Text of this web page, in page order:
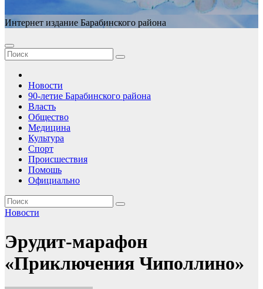
Интернет издание Барабинского района
Новости
90-летие Барабинского района
Власть
Общество
Медицина
Культура
Спорт
Происшествия
Помошь
Официально
Новости
Эрудит-марафон
«Приключения Чиполлино»